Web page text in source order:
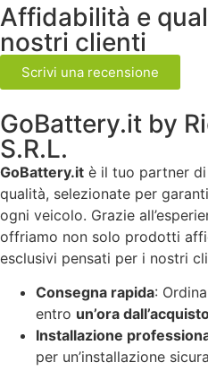
Affidabilità e
nostri clienti
Scrivi una recensione
GoBattery.it by
S.R.L.
GoBattery.it è il tuo partner
qualità, selezionate per
ogni veicolo. Grazie
offriamo non solo prodotti
esclusivi pensati per i nostri
Consegna rapida:
entro un’ora
Installazione
per un’installazione